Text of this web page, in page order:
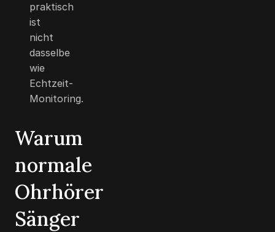
praktisch
ist
nicht
dasselbe
wie
Echtzeit-
Monitoring.
Warum
normale
Ohrhörer
Sänger